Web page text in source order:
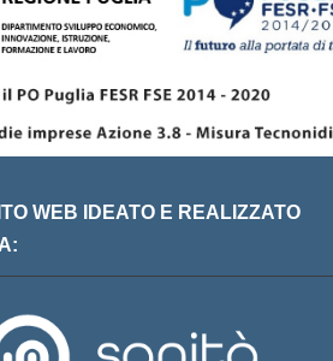
WEB IDEATO E REALIZZATO